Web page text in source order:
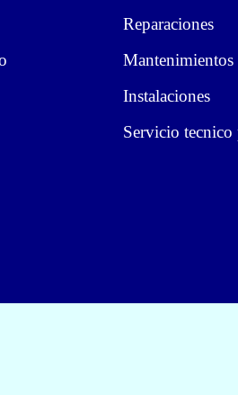
Reparaciones
Mantenimientos
Instalaciones
Servicio